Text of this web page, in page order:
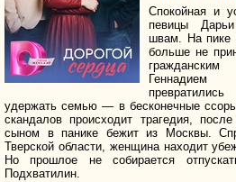
Спокойная и
певицы
швам. На пике
больше не
Геннадием
удержать семью — в бесконечные
скандалов происходит трагедия,
сыном в панике бежит из Москвы.
Тверской области, женщина находит
Но прошлое не собирается
Подхватилин.